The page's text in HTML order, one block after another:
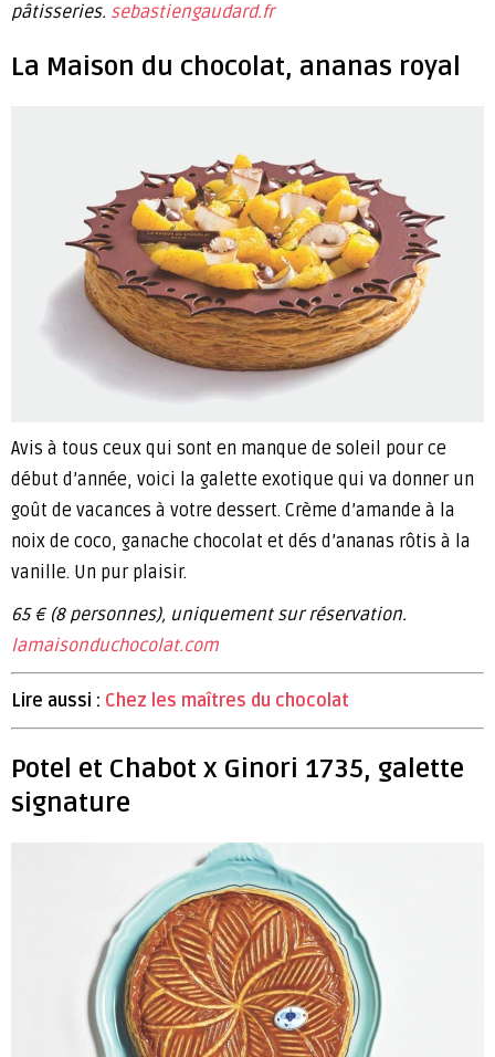
pâtisseries. sebastiengaudard.fr
La Maison du chocolat, ananas royal
Avis à tous ceux qui sont en manque de soleil pour ce
début d’année, voici la galette exotique qui va donner un
goût de vacances à votre dessert. Crème d’amande à la
noix de coco, ganache chocolat et dés d’ananas rôtis à la
vanille. Un pur plaisir.
65 € (8 personnes), uniquement sur réservation.
lamaisonduchocolat.com
Lire aussi : Chez les maîtres du chocolat
Potel et Chabot x Ginori 1735, galette
signature